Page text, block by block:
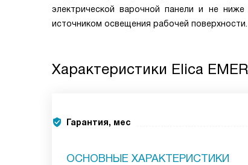
электрической варочной панели и не
источником освещения рабочей поверхности.
Характеристики Elica
Гарантия, мес
ОСНОВНЫЕ ХАРАКТЕРИСТИКИ